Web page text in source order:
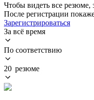
Чтобы видеть все резюме,
После регистрации
Зарегистрироваться
За всё время
По соответствию
20 резюме